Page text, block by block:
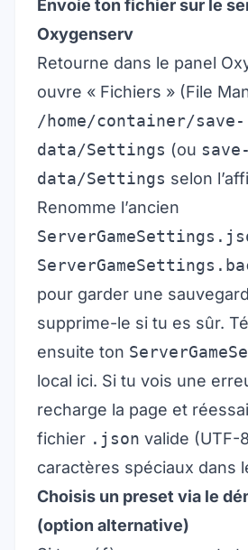
Envoie ton fichier sur le
Oxygenserv
Retourne dans le panel
ouvre « Fichiers » (File
/home/container/save-
data/Settings (ou save-
data/Settings selon
Renomme l’ancien
pour garder une
supprime-le si tu es sûr.
ensuite ton
local ici. Si tu vois une
recharge la page et
fichier .json valide (UTF-
caractères spéciaux dans
Choisis un preset via le
(option alternative)